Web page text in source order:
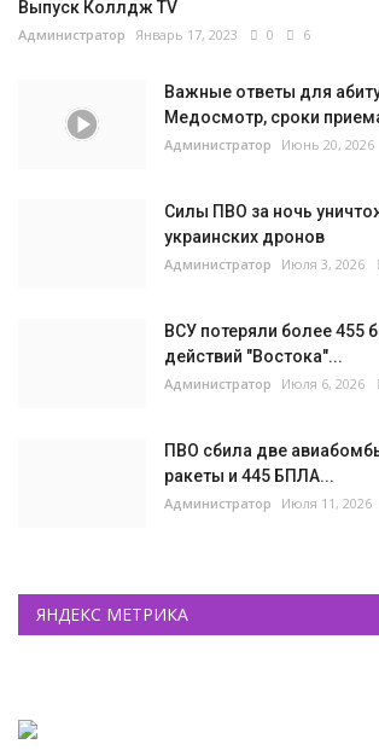
Выпуск Коллдж TV
Администратор Январь 17, 2023 0 6
Важные ответы для
Медосмотр, сроки
Администратор Июнь 20, 2026
Силы ПВО за ночь
украинских дронов
Администратор Июля 3, 2026
ВСУ потеряли более 455
действий "Востока"...
Администратор Июля 6, 2026
ПВО сбила две
ракеты и 445 БПЛА...
Администратор Июля 11, 2026
ЯНДЕКС МЕТРИКА